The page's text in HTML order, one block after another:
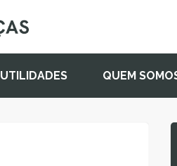
UTILIDADES QUEM